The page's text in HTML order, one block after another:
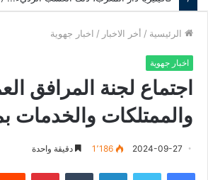
الرئيسية / أخر الاخبار / اخبار جهوية
اخبار جهوية
اجتماع لجنة المرافق
والممتلكات والخدمات
2024-09-27 1٬186 دقيقة واحدة
فيسبوك لينكدإن بينتيريست